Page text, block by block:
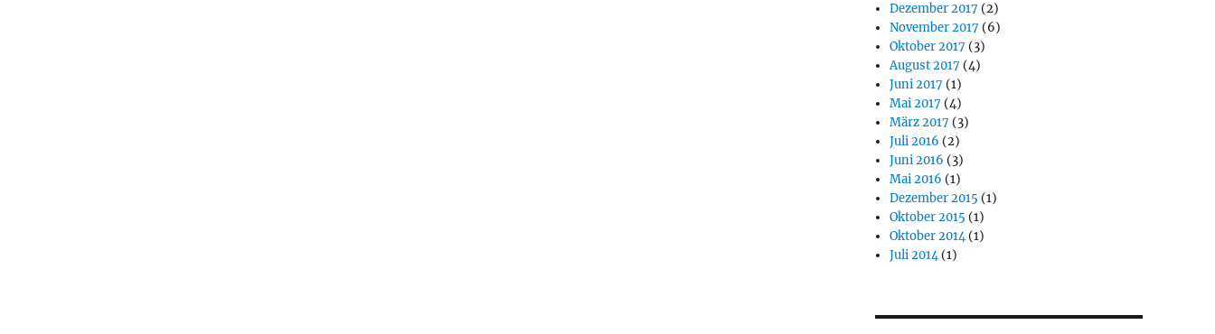
Dezember 2017 (2)
November 2017 (6)
Oktober 2017 (3)
August 2017 (4)
Juni 2017 (1)
Mai 2017 (4)
März 2017 (3)
Juli 2016 (2)
Juni 2016 (3)
Mai 2016 (1)
Dezember 2015 (1)
Oktober 2015 (1)
Oktober 2014(1)
Juli 2014(1)